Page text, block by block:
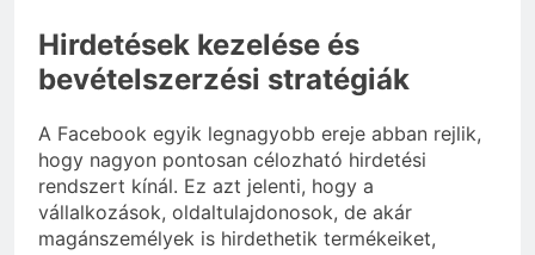
Hirdetések kezelése és
bevételszerzési stratégiák
A Facebook egyik legnagyobb ereje abban rejlik,
hogy nagyon pontosan célozható hirdetési
rendszert kínál. Ez azt jelenti, hogy a
vállalkozások, oldaltulajdonosok, de akár
magánszemélyek is hirdethetik termékeiket,